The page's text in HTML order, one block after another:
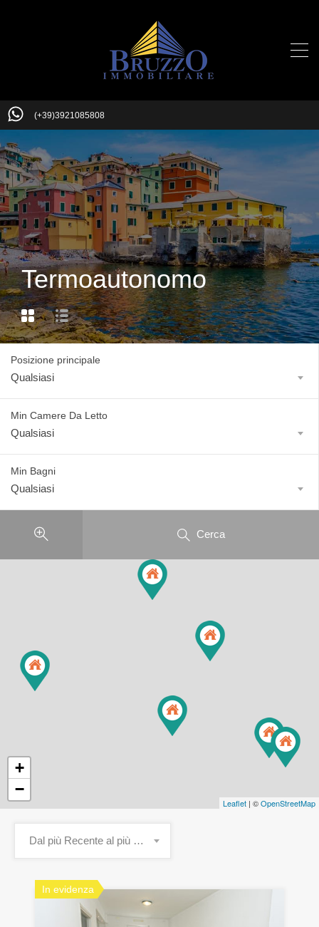
(+39)3921085808
Termoautonomo
Posizione principale
Qualsiasi
Min Camere Da Letto
Qualsiasi
Min Bagni
Qualsiasi
Cerca
+
−
Leaflet | ©OpenStreetMap
Dal più Recente al più Vecchio
In evidenza